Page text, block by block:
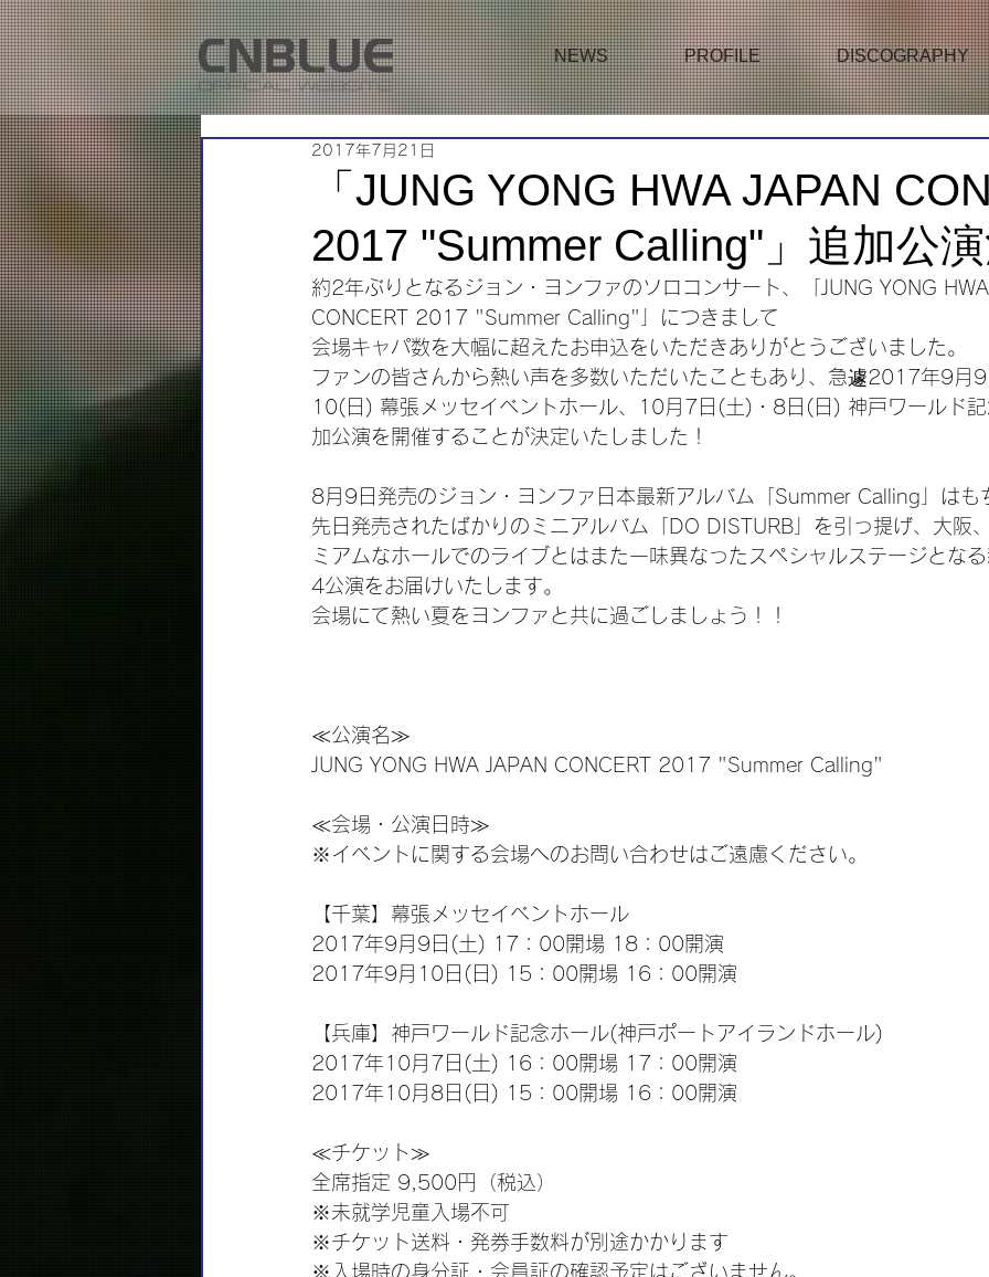
NEWS PROFILE DISCOGRAPHY
「JUNG YONG HWA JAPAN
2017 "Summer Calling"」追加公
2017年7月21日
約2年ぶりとなるジョン・ヨンファのソロコンサート、「JUNG YONG
CONCERT 2017 "Summer Calling"」につきまして
会場キャパ数を大幅に超えたお申込をいただきありがとうございました。
ファンの皆さんから熱い声を多数いただいたこともあり、急遽2017年9月
10(日) 幕張メッセイベントホール、10月7日(土)・8日(日) 神戸ワールド
加公演を開催することが決定いたしました！
8月9日発売のジョン・ヨンファ日本最新アルバム「Summer Calling」はも
先日発売されたばかりのミニアルバム「DO DISTURB」を引っ提げ、大阪
ミアムなホールでのライブとはまた一味異なったスペシャルステージとな
4公演をお届けいたします。
会場にて熱い夏をヨンファと共に過ごしましょう！！
≪公演名≫
JUNG YONG HWA JAPAN CONCERT 2017 "Summer Calling"
≪会場・公演日時≫
※イベントに関する会場へのお問い合わせはご遠慮ください。
【千葉】幕張メッセイベントホール
2017年9月9日(土) 17：00開場 18：00開演
2017年9月10日(日) 15：00開場 16：00開演
【兵庫】神戸ワールド記念ホール(神戸ポートアイランドホール)
2017年10月7日(土) 16：00開場 17：00開演
2017年10月8日(日) 15：00開場 16：00開演
≪チケット≫
全席指定 9,500円（税込）
※未就学児童入場不可
※チケット送料・発券手数料が別途かかります
※入場時の身分証・会員証の確認予定はございません。